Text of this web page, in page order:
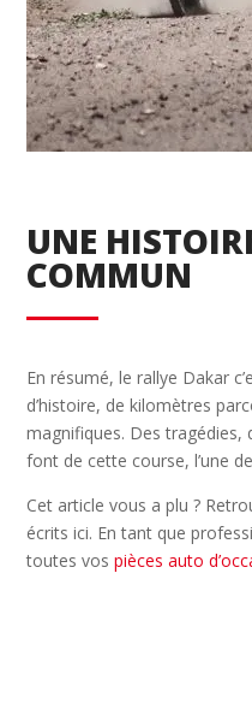
UNE
COMMUN
En résumé, le rallye Dakar
d’histoire, de kilomètres
magnifiques. Des
font de cette course, l’une
Cet article vous a plu ?
écrits ici. En tant que
toutes vospièces auto